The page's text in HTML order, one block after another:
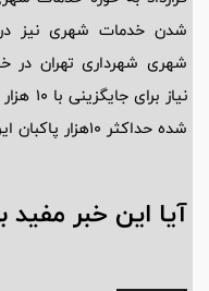
شدن خدمات شهری نیز
شهری شهرداری تهران در
نیاز
شده حداکثر 10هزار پاکبان ایرانی جایگزین پاکبانان افغان می‌شوند.
آیا این خبر مفید